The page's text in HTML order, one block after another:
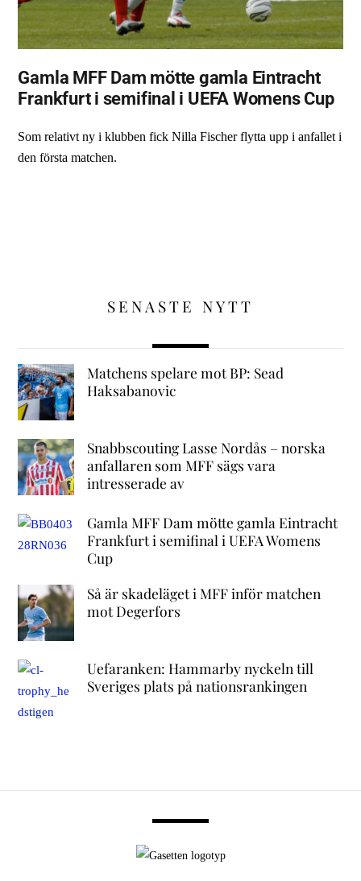
Gamla MFF Dam mötte gamla Eintracht
Frankfurt i semifinal i UEFA Womens Cup
Som relativt ny i klubben fick Nilla Fischer flytta upp i anfallet i
den första matchen.
SENASTE NYTT
Matchens spelare mot BP: Sead
Haksabanovic
Snabbscouting Lasse Nordås – norska
anfallaren som MFF sägs vara
intresserade av
Gamla MFF Dam mötte gamla Eintracht
Frankfurt i semifinal i UEFA Womens
Cup
Så är skadeläget i MFF inför matchen
mot Degerfors
Uefaranken: Hammarby nyckeln till
Sveriges plats på nationsrankingen